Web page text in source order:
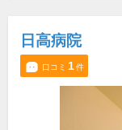
日高病院
口コミ 1件